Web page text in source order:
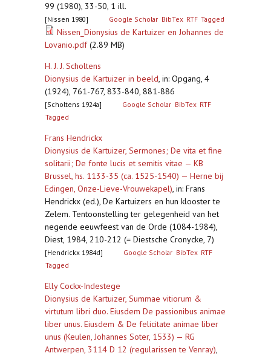
99 (1980), 33-50, 1 ill.
[Nissen 1980] Google Scholar BibTex RTF Tagged
Nissen_Dionysius de Kartuizer en Johannes de
Lovanio.pdf(2.89 MB)
H. J. J. Scholtens
Dionysius de Kartuizer in beeld, in: Opgang, 4
(1924), 761-767, 833-840, 881-886
[Scholtens 1924a] Google Scholar BibTex RTF
Tagged
Frans Hendrickx
Dionysius de Kartuizer, Sermones; De vita et fine
solitarii; De fonte lucis et semitis vitae — KB
Brussel, hs. 1133-35 (ca. 1525-1540) — Herne bij
Edingen, Onze-Lieve-Vrouwekapel), in: Frans
Hendrickx (ed.), De Kartuizers en hun klooster te
Zelem. Tentoonstelling ter gelegenheid van het
negende eeuwfeest van de Orde (1084-1984),
Diest, 1984, 210-212 (= Diestsche Cronycke, 7)
[Hendrickx 1984d] Google Scholar BibTex RTF
Tagged
Elly Cockx-Indestege
Dionysius de Kartuizer, Summae vitiorum &
virtutum libri duo. Eiusdem De passionibus animae
liber unus. Eiusdem & De felicitate animae liber
unus (Keulen, Johannes Soter, 1533) — RG
Antwerpen, 3114 D 12 (regularissen te Venray),